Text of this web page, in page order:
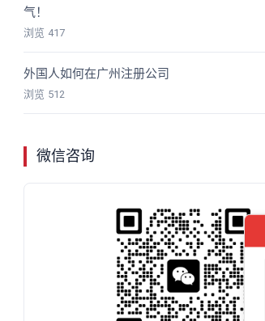
气！
浏览 417
外国人如何在广州注册公司
浏览 512
微信咨询